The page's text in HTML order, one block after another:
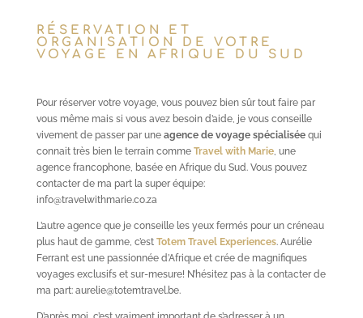
RÉSERVATION ET
ORGANISATION DE VOTRE
VOYAGE EN AFRIQUE DU SUD
Pour réserver votre voyage, vous pouvez bien sûr tout faire par
vous même mais si vous avez besoin d’aide, je vous conseille
vivement de passer par une agence de voyage spécialiséequi
connait très bien le terrain comme Travel with Marie, une
agence francophone, basée en Afrique du Sud. Vous pouvez
contacter de ma part la super équipe:
info@travelwithmarie.co.za
L’autre agence que je conseille les yeux fermés pour un créneau
plus haut de gamme, c’est Totem Travel Experiences. Aurélie
Ferrant est une passionnée d’Afrique et crée de magnifiques
voyages exclusifs et sur-mesure! N’hésitez pas à la contacter de
ma part: aurelie@totemtravel.be.